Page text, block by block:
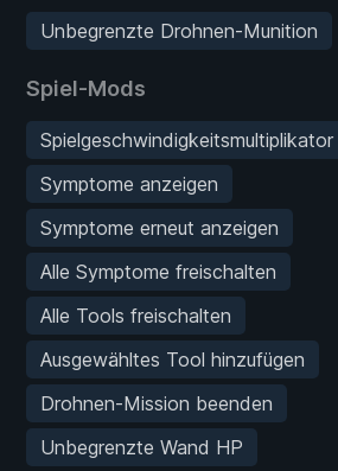
Unbegrenzte Drohnen-Munition
Spiel-Mods
Spielgeschwindigkeitsmultiplikator
Symptome anzeigen
Symptome erneut anzeigen
Alle Symptome freischalten
Alle Tools freischalten
Ausgewähltes Tool hinzufügen
Drohnen-Mission beenden
Unbegrenzte Wand HP